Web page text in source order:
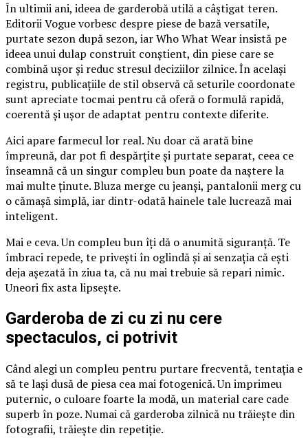
În ultimii ani, ideea de garderobă utilă a câștigat teren.
Editorii Vogue vorbesc despre piese de bază versatile,
purtate sezon după sezon, iar Who What Wear insistă pe
ideea unui dulap construit conștient, din piese care se
combină ușor și reduc stresul deciziilor zilnice. În același
registru, publicațiile de stil observă că seturile coordonate
sunt apreciate tocmai pentru că oferă o formulă rapidă,
coerentă și ușor de adaptat pentru contexte diferite.
Aici apare farmecul lor real. Nu doar că arată bine
împreună, dar pot fi despărțite și purtate separat, ceea ce
înseamnă că un singur compleu bun poate da naștere la
mai multe ținute. Bluza merge cu jeanși, pantalonii merg cu
o cămașă simplă, iar dintr-odată hainele tale lucrează mai
inteligent.
Mai e ceva. Un compleu bun îți dă o anumită siguranță. Te
îmbraci repede, te privești în oglindă și ai senzația că ești
deja așezată în ziua ta, că nu mai trebuie să repari nimic.
Uneori fix asta lipsește.
Garderoba de zi cu zi nu cere
spectaculos, ci potrivit
Când alegi un compleu pentru purtare frecventă, tentația e
să te lași dusă de piesa cea mai fotogenică. Un imprimeu
puternic, o culoare foarte la modă, un material care cade
superb în poze. Numai că garderoba zilnică nu trăiește din
fotografii, trăiește din repetiție.